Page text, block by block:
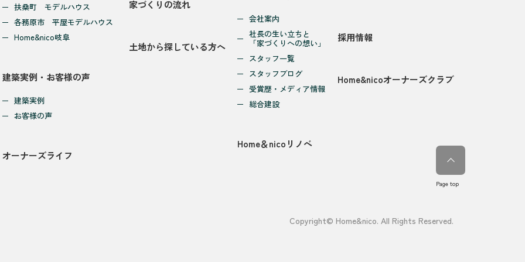
扶桑町 モデルハウス
各務原市 平屋モデルハウス
Home&nico岐阜
建築実例・お客様の声
建築実例
お客様の声
オーナーズライフ
家づくりの流れ
土地から探している方へ
会社案内
社長の生い立ちと
「家づくりへの想い」
スタッフ一覧
スタッフブログ
受賞歴・メディア情報
総合建設
Home＆nicoリノベ
採用情報
Home&nicoオーナーズクラブ
Copyright© Home&nico. All Rights Reserved.
Page top